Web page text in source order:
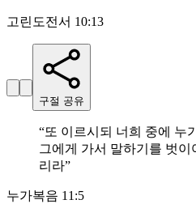
고린도전서 10:13
구절 공유
“또 이르시되 너희 중에 누
그에게 가서 말하기를 벗이
리라”
누가복음 11:5